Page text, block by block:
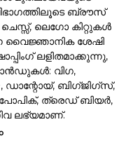
ബ്രൗസ്
ലെഗോ കിറ്റുകൾ
വൈജ്ഞാനിക ശേഷി
ലളിതമാക്കുന്നു,
വിഗ,
ഡാന്റോയ്, ബിഗ്ജിഗ്സ്,
പോപിക്, ത്രെഡ് ബിയർ,
ലഭ്യമാണ്.